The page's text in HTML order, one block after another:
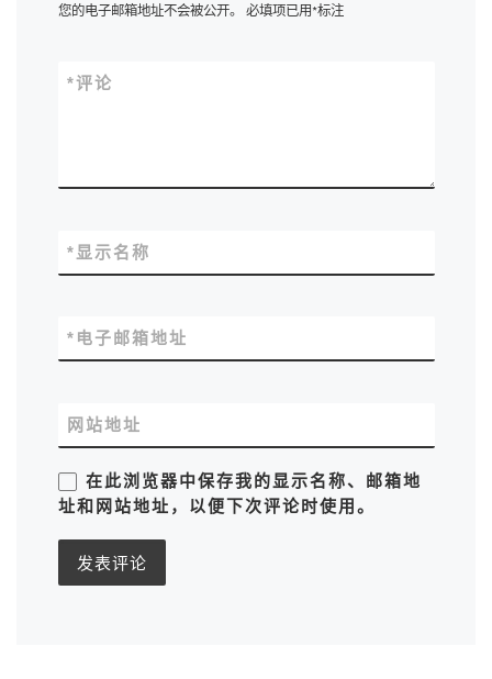
您的电子邮箱地址不会被公开。 必填项已用*标注
评论
*
显示名称
*
电子邮箱地址
*
网站地址
在此浏览器中保存我的显示名称、邮箱地
址和网站地址，以便下次评论时使用。